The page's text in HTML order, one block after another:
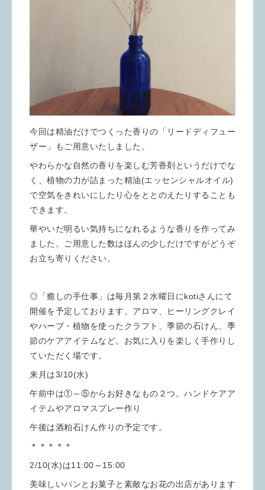
今回は精油だけでつくった香りの「リードディフュー
ザー」もご用意いたしました。
やわらかな自然の香りを楽しむ芳香剤というだけでな
く、植物の力が詰まった精油(エッセンシャルオイル)
で空気をきれいにしたり心をととのえたりすることも
できます。
華やいだ明るい気持ちになれるような香りを作ってみ
ました。ご用意した数はほんの少しだけですがどうぞ
お立ち寄りください。
◎「癒しの手仕事」は毎月第２水曜日にkotiさんにて
開催を予定しております。アロマ、ヒーリングクレイ
やハーブ・植物を使ったクラフト、季節の石けん、季
節のケアアイテムなど。お気に入りを楽しく手作りし
ていただく場です。
来月は3/10(水)
午前中は①～⑤からお好きなもの２つ。ハンドケアア
イテムやアロマスプレー作り
午後は酒粕石けん作りの予定です。
＊＊＊＊＊
2/10(水)は11:00～15:00
美味しいパンとお菓子と素敵なお花の出店があります